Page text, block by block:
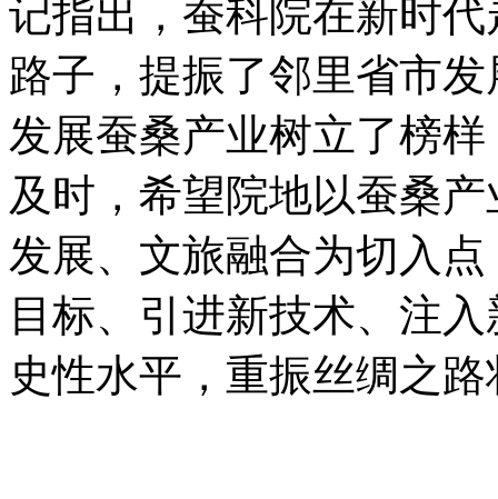
记指出，蚕科院在新时
路子，提振了邻里省市
发展蚕桑产业树立了榜
及时，希望院地以蚕桑
发展、文旅融合为切入
目标、引进新技术、注
史性水平，重振丝绸之